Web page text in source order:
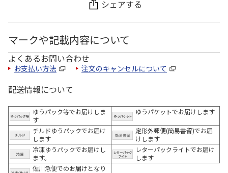
シェアする
マークや記載内容について
よくあるお問い合わせ
お支払い方法 注文のキャンセルについて
配送情報について
ゆうパック等でお届けしま
す
ゆうパケットでお届けします
チルドゆうパックでお届け
します
定形外郵便(簡易書留)でお届
けします
冷凍ゆうパックでお届けし
ます。
レターパックライトでお届け
します
佐川急便でのお届けとなり